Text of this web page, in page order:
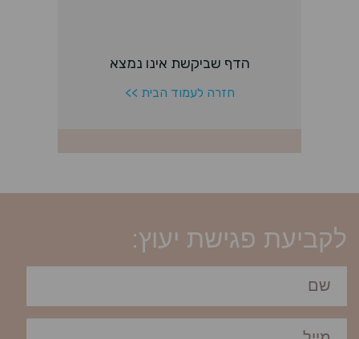
לקביעת פגישת יעוץ: